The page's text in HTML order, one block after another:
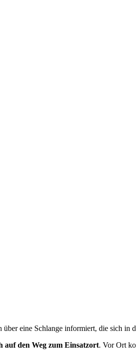
eine Schlange informiert, die sich in
auf den Weg zum Einsatzort. Vor Ort